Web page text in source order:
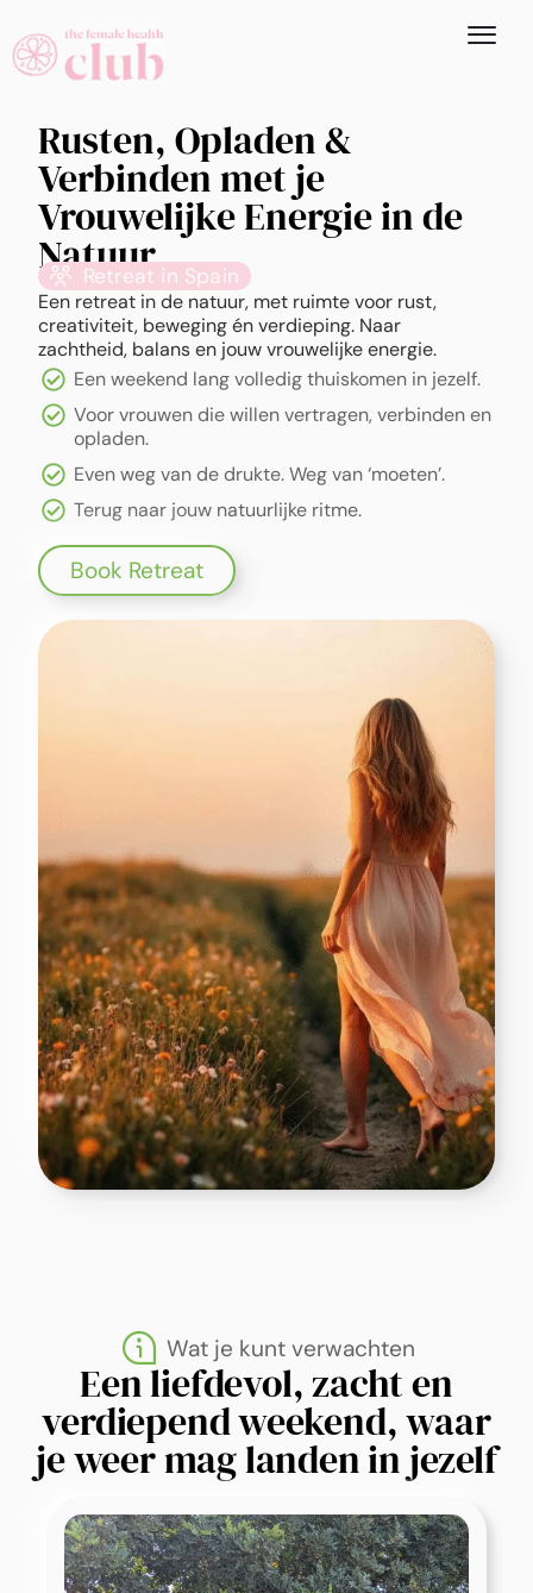
Rusten, Opladen &
Verbinden met je
Vrouwelijke Energie in de
Natuur
Retreat in Spain
Een retreat in de natuur, met ruimte voor rust,
creativiteit, beweging én verdieping. Naar
zachtheid, balans en jouw vrouwelijke energie.
Een weekend lang volledig thuiskomen in jezelf.
Voor vrouwen die willen vertragen, verbinden en
opladen.
Even weg van de drukte. Weg van ‘moeten’.
Terug naar jouw natuurlijke ritme.
Book Retreat
Wat je kunt verwachten
Een liefdevol, zacht en
verdiepend weekend, waar
je weer mag landen in jezelf